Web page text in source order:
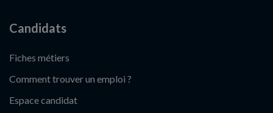
Candidats
Fiches métiers
Comment trouver un emploi ?
Espace candidat